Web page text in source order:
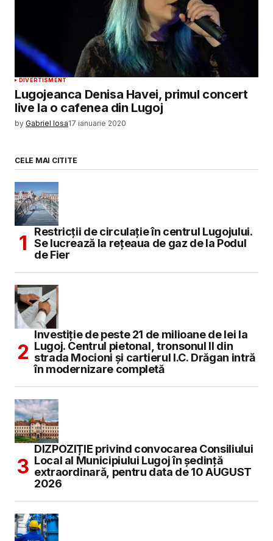
DIVERTISMENT
Lugojeanca Denisa Havei, primul concert
live la o cafenea din Lugoj
by Gabriel Iosa17 ianuarie 2020
CELE MAI CITITE
Restricții de circulație în centrul Lugojului.
Se lucrează la rețeaua de gaz de la Podul
de Fier
Investiție de peste 21 de milioane de lei la
Lugoj. Centrul pietonal, tronsonul II din
strada Mocioni și cartierul I.C. Drăgan intră
în modernizare completă
DIZPOZIȚIE privind convocarea Consiliului
Local al Municipiului Lugoj în şedinţă
extraordinară, pentru data de 10 AUGUST
2026